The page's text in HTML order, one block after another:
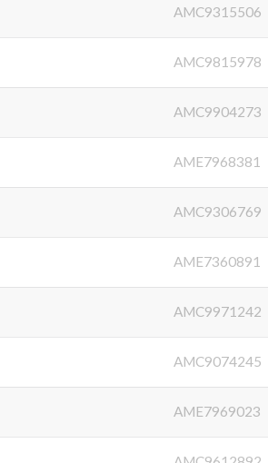
AMC9315506
AMC9815978
AMC9904273
AME7968381
AMC9306769
AME7360891
AMC9971242
AMC9074245
AME7969023